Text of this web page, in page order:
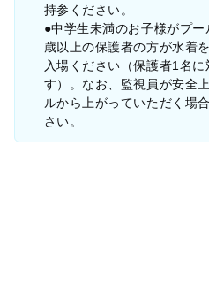
持参ください。
●中学生未満のお子様がプ
歳以上の保護者の方が水着
入場ください（保護者1名
す）。なお、監視員が安全
ルから上がっていただく場
さい。